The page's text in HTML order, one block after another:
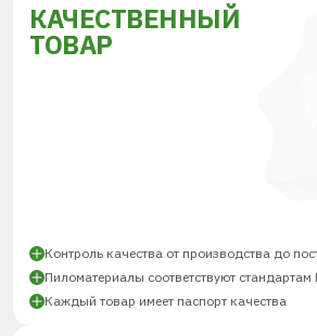
КАЧЕСТВЕННЫЙ
ТОВАР
Контроль качества от производства до
Пиломатериалы соответствуют
Каждый товар имеет паспорт качества